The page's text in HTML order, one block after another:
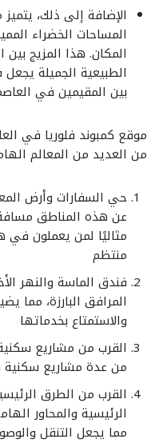
الإضافة إلى ذلك، يتميز
المساحات الخضراء
المكان. هذا المزيج بين
الطبيعية الجميلة
بين المقيمين في
موقع كمبوند فلوريا في
من العديد من المعالم
حي السفارات وأرض
مثاليًا لمن يعملون في
منتظم
فندق الماسة والنهر
المرافق البارزة، مما
والاستمتاع بخدماتها
القرب من مشاريع
من عدة مشاريع سكنية
القرب من الطرق
الرئيسية والمحاور
مما يجعل التنقل